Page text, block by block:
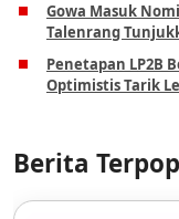
Gowa Masuk
Talenrang
Penetapan LP2B
Optimistis Tarik
Berita